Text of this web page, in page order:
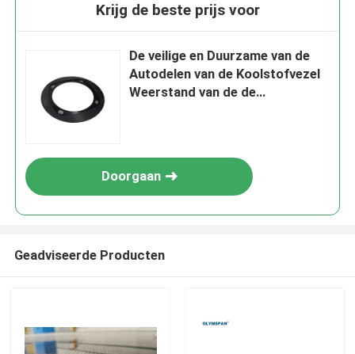
Krijg de beste prijs voor
De veilige en Duurzame van de
Autodelen van de Koolstofvezel
Weerstand van de de
Doorgaan
Geadviseerde Producten